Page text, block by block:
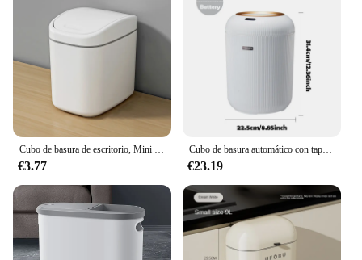
€3.77
Cubo de basura automático con tapa, pequeño cubo de basura inteligente de plástico, cubo de basura con Sensor de movimiento para dormitorio, baño, cocina, Oficina
€23.19